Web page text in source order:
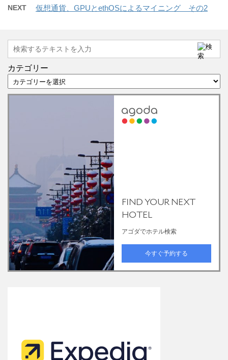
NEXT 仮想通貨、GPUとethOSによるマイニング その2
カテゴリー